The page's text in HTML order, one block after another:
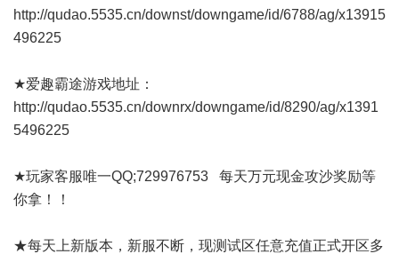
http://qudao.5535.cn/downst/downgame/id/6788/ag/x13915
496225
★爱趣霸途游戏地址：
http://qudao.5535.cn/downrx/downgame/id/8290/ag/x1391
5496225
★玩家客服唯一QQ;729976753 每天万元现金攻沙奖励等
你拿！！
★每天上新版本，新服不断，现测试区任意充值正式开区多